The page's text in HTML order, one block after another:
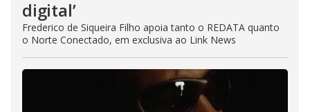
digital’
Frederico de Siqueira Filho apoia tanto o REDATA quanto
o Norte Conectado, em exclusiva ao Link News